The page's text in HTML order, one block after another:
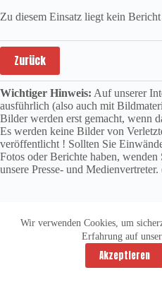
Wir verwenden Cookies, um
Erfahrung auf
Akzeptieren
Zu diesem Einsatz liegt kein
Zurück
Wichtiger Hinweis: Auf unserer
ausführlich (also auch mit
Bilder werden erst gemacht, wenn
Es werden keine Bilder von
veröffentlicht ! Sollten Sie
Fotos oder Berichte haben,
unsere Presse- und
Copyright © 2026 -